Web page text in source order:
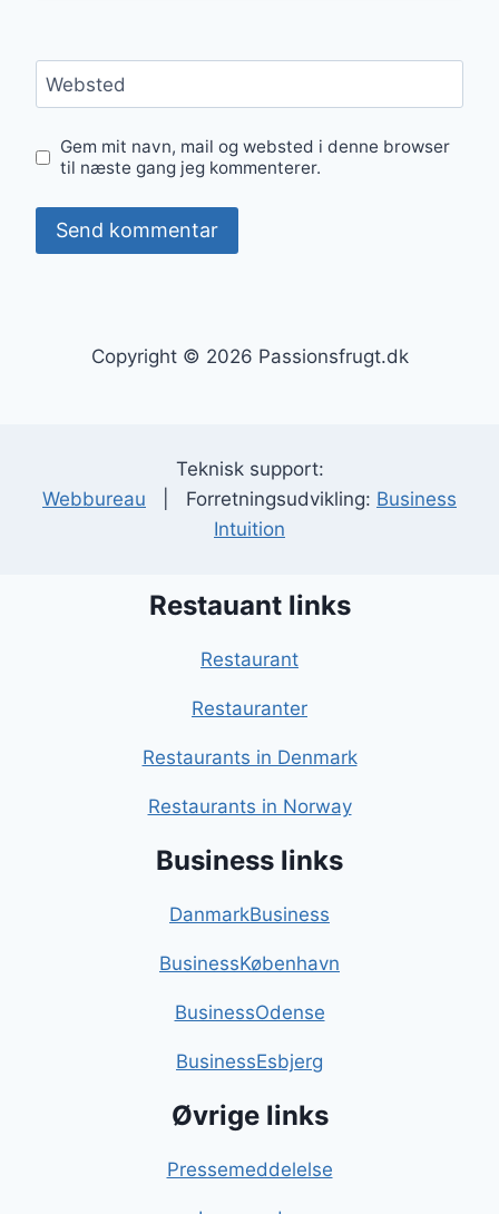
Websted
Gem mit navn, mail og websted i denne browser
til næste gang jeg kommenterer.
Copyright © 2026 Passionsfrugt.dk
Teknisk support:
Webbureau | Forretningsudvikling: Business
Intuition
Restauant links
Restaurant
Restauranter
Restaurants in Denmark
Restaurants in Norway
Business links
DanmarkBusiness
BusinessKøbenhavn
BusinessOdense
BusinessEsbjerg
Øvrige links
Pressemeddelelse